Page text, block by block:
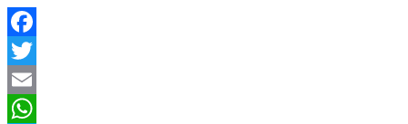
Facebook
Twitter
Email